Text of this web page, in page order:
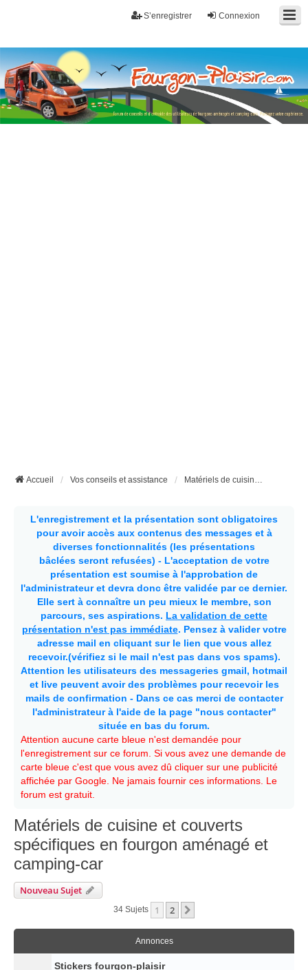
Connexion
S’enregistrer
Fourgon-plaisir.com
Forum de conseils et d'entraide des utilisateurs de fourgons, fourgons
aménagés, vans et de camping-car. Partagez votre expérience.
Accueil Vos conseils et assistance Matériels de cuisine et couverts spécifiques en fourgon aménagé et camping-car
L'enregistrement et la présentation sont obligatoires
pour avoir accès aux contenus des messages et à
diverses fonctionnalités (les présentations
bâclées seront refusées) - L'acceptation de votre
présentation est soumise à l'approbation de
l'administrateur et devra donc être validée par ce dernier.
Elle sert à connaître un peu mieux le membre, son
parcours, ses aspirations. La validation de cette
présentation n'est pas immédiate. Pensez à valider votre
adresse mail en cliquant sur le lien que vous allez
recevoir.(vérifiez si le mail n'est pas dans vos spams).
Attention les utilisateurs des messageries gmail, hotmail
et live peuvent avoir des problèmes pour recevoir les
mails de confirmation - Dans ce cas merci de contacter
l'administrateur à l'aide de la page "nous contacter"
située en bas du forum.
Attention aucune carte bleue n'est demandée pour
l'enregistrement sur ce forum. Si vous avez une demande de
carte bleue c'est que vous avez dû cliquer sur une publicité
affichée par Google. Ne jamais fournir ces informations. Le
forum est gratuit.
Matériels de cuisine et couverts
spécifiques en fourgon aménagé et
camping-car
Nouveau Sujet
34 Sujets 1 2
Annonces
Stickers fourgon-plaisir